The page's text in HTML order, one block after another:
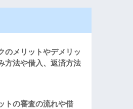
のメリットやデメリッ
方法や借入、返済方法
トの審査の流れや借